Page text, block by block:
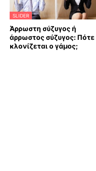
SLIDER
Άρρωστη σύζυγος ή
άρρωστος σύζυγος: Πότε
κλονίζεται ο γάμος;